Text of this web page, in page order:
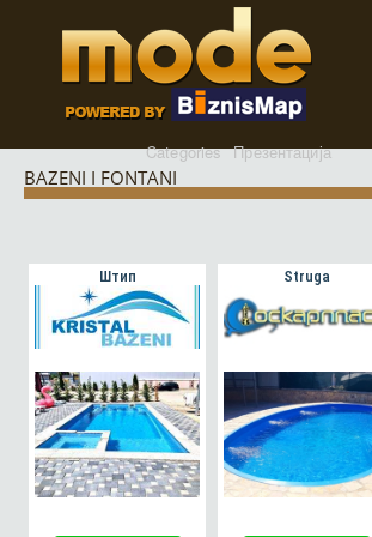
Categories Презентација
BAZENI I FONTANI
Штип Struga